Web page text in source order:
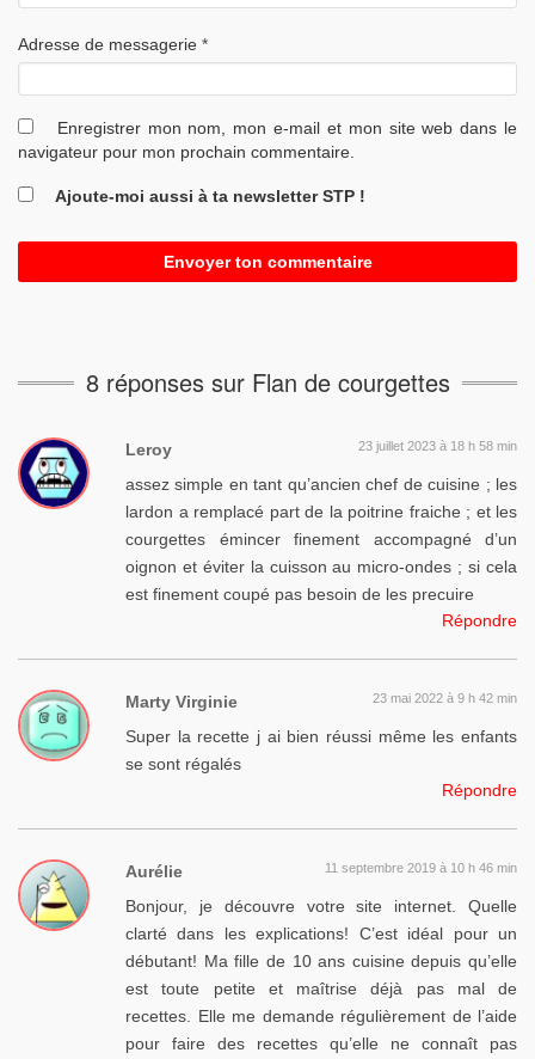
Adresse de messagerie *
Enregistrer mon nom, mon e-mail et mon site web dans le
navigateur pour mon prochain commentaire.
Ajoute-moi aussi à ta newsletter STP !
8 réponses sur Flan de courgettes
Leroy 23 juillet 2023 à 18 h 58 min
assez simple en tant qu’ancien chef de cuisine ; les
lardon a remplacé part de la poitrine fraiche ; et les
courgettes émincer finement accompagné d’un
oignon et éviter la cuisson au micro-ondes ; si cela
est finement coupé pas besoin de les precuire
Répondre
Marty Virginie 23 mai 2022 à 9 h 42 min
Super la recette j ai bien réussi même les enfants
se sont régalés
Répondre
Aurélie 11 septembre 2019 à 10 h 46 min
Bonjour, je découvre votre site internet. Quelle
clarté dans les explications! C’est idéal pour un
débutant! Ma fille de 10 ans cuisine depuis qu’elle
est toute petite et maîtrise déjà pas mal de
recettes. Elle me demande régulièrement de l’aide
pour faire des recettes qu’elle ne connaît pas